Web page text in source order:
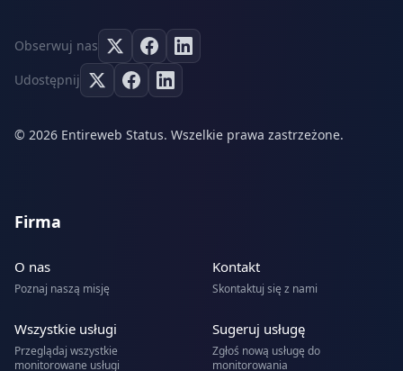
Obserwuj nas
Udostępnij
© 2026 Entireweb Status. Wszelkie prawa zastrzeżone.
Firma
O nas
Poznaj naszą misję
Kontakt
Skontaktuj się z nami
Wszystkie usługi
Przeglądaj wszystkie
monitorowane usługi
Sugeruj usługę
Zgłoś nową usługę do
monitorowania